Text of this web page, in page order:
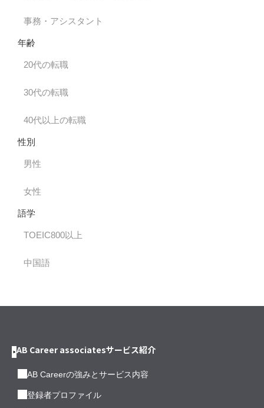
事務・アシスタント
年齢
20代の転職
30代の転職
40代以上の転職
性別
男性
女性
語学
TOEIC800以上
中国語
AB Career associatesサービス紹介
AB Careerの強みとサービス内容
登録者プロファイル